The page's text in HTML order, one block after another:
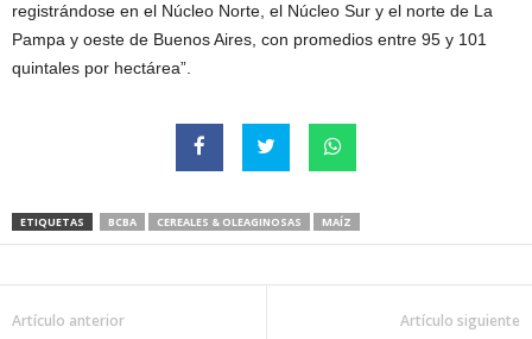
registrándose en el Núcleo Norte, el Núcleo Sur y el norte de La
Pampa y oeste de Buenos Aires, con promedios entre 95 y 101
quintales por hectárea”.
ETIQUETAS BCBA CEREALES & OLEAGINOSAS MAÍZ
Artículo anterior Artículo siguiente